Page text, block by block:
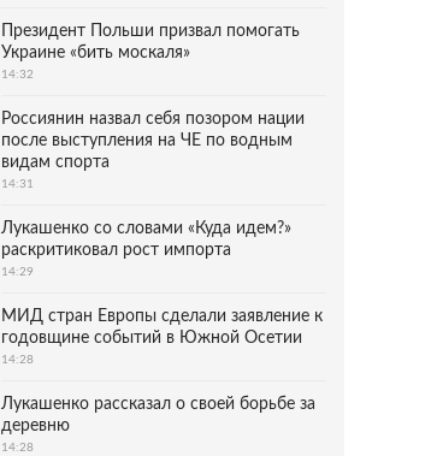
Президент Польши призвал помогать
Украине «бить москаля»
14:32
Россиянин назвал себя позором нации
после выступления на ЧЕ по водным
видам спорта
14:31
Лукашенко со словами «Куда идем?»
раскритиковал рост импорта
14:29
МИД стран Европы сделали заявление к
годовщине событий в Южной Осетии
14:28
Лукашенко рассказал о своей борьбе за
деревню
14:28